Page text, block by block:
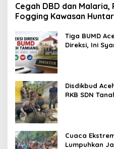
Cegah DBD dan Malaria,
Fogging Kawasan
Tiga BUMD
Direksi, Ini
Disdikbud
RKB SDN
Cuaca
Lumpuhkan